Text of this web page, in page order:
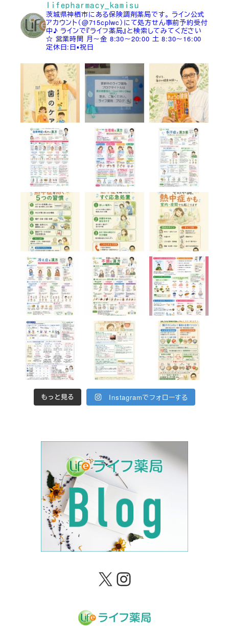
lifepharmacy_kamisu
茨城県神栖市にある保険調剤薬局です。 ライン公式
アカウント（@715cplwc）にて処方せん事前予約受付
中♪ ラインで『ライフ薬局』と検索してみてください
☆ 営業時間 月～金 8:30～20:00 土 8:30～16:00
定休日:日▪祝日
もっと見る Instagramでフォローする
X Instagram